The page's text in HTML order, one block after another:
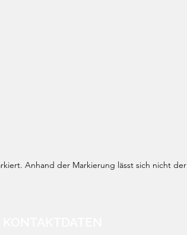
Anhand der Markierung lässt sich nicht